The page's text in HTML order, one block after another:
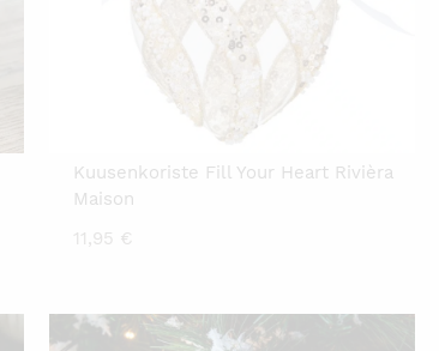
Kuusenkoriste Fill Your Heart Rivièra
Maison
11,95 €